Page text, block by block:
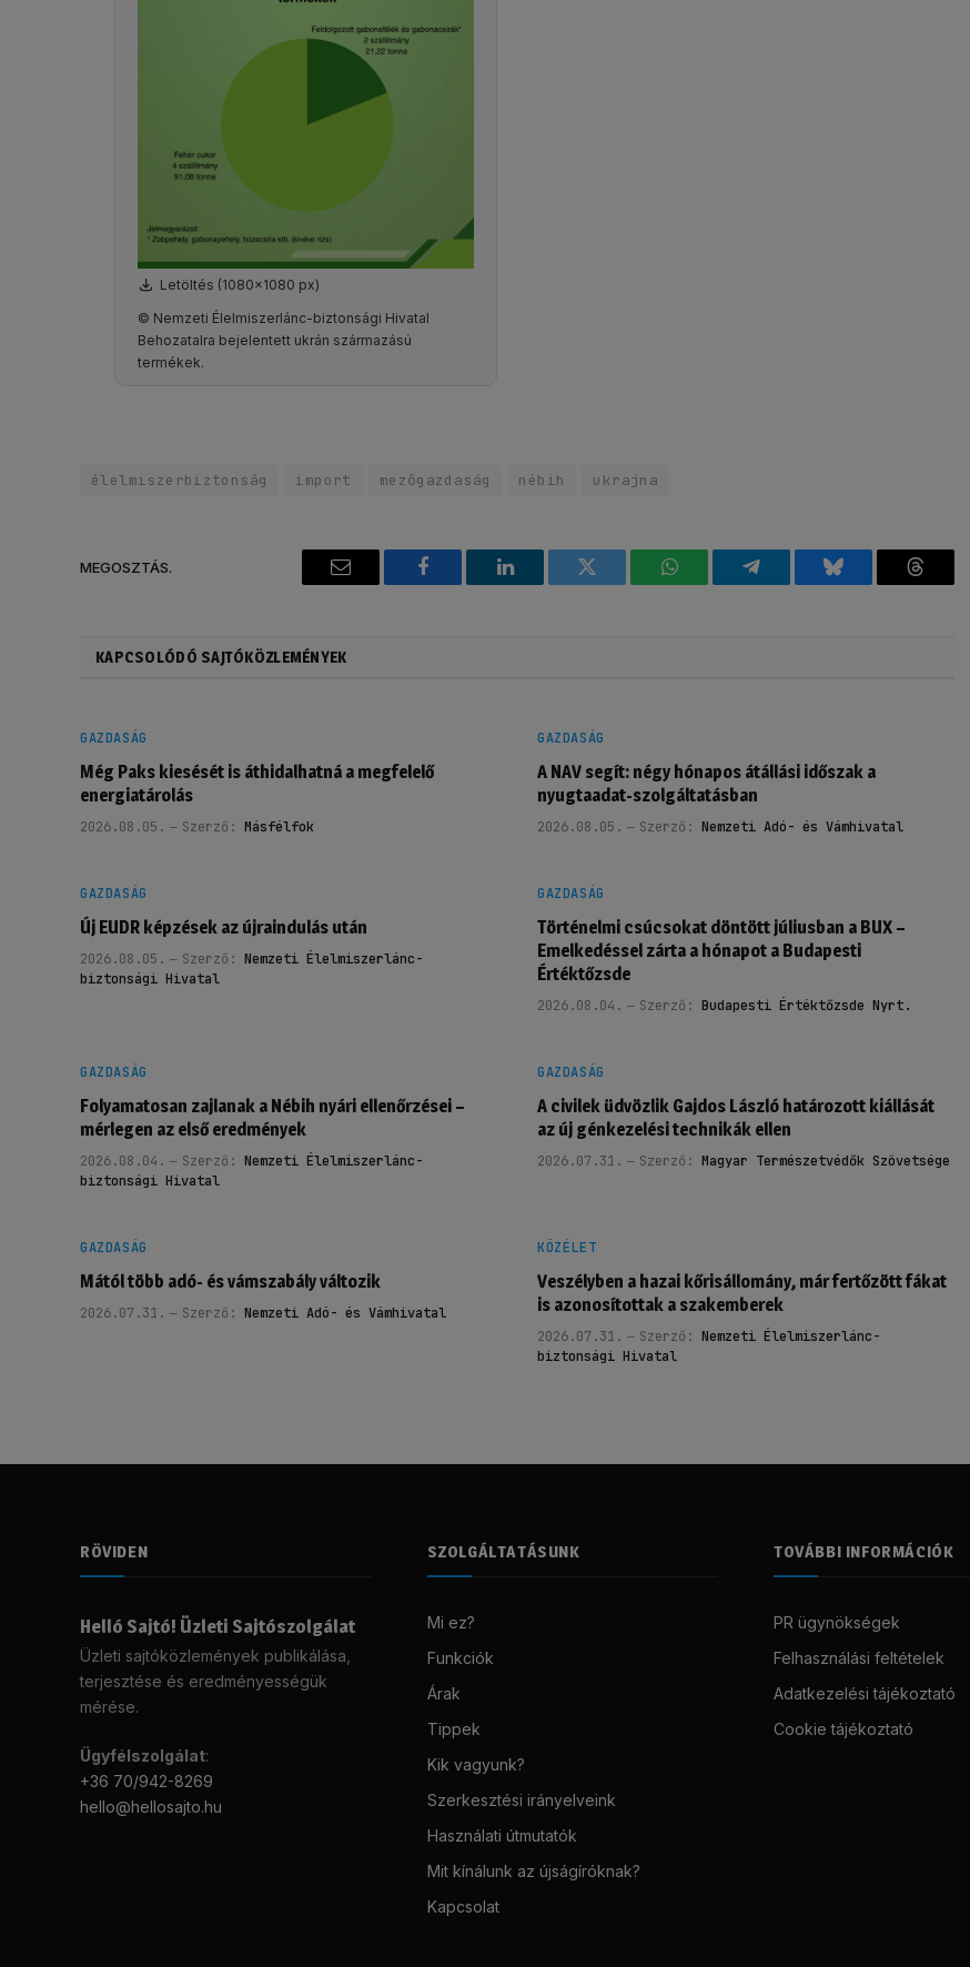
Letöltés (1080x1080 px)
© Nemzeti Élelmiszerlánc-biztonsági Hivatal
Behozatalra bejelentett ukrán származású
termékek.
élelmiszerbiztonság import mezőgazdaság nébih ukrajna
MEGOSZTÁS.
Email Facebook LinkedIn Twitter WhatsAppTelegram Bluesky Threads
KAPCSOLÓDÓ SAJTÓKÖZLEMÉNYEK
GAZDASÁG
Még Paks kiesését is áthidalhatná a megfelelő
energiatárolás
2026.08.05. Szerző: Másfélfok
GAZDASÁG
A NAV segít: négy hónapos átállási időszak a
nyugtaadat-szolgáltatásban
2026.08.05. Szerző: Nemzeti Adó- és Vámhivatal
GAZDASÁG
Új EUDR képzések az újraindulás után
2026.08.05. Szerző: Nemzeti Élelmiszerlánc-
biztonsági Hivatal
GAZDASÁG
Történelmi csúcsokat döntött júliusban a BUX –
Emelkedéssel zárta a hónapot a Budapesti
Értéktőzsde
2026.08.04. Szerző: Budapesti Értéktőzsde Nyrt.
GAZDASÁG
Folyamatosan zajlanak a Nébih nyári ellenőrzései –
mérlegen az első eredmények
2026.08.04. Szerző: Nemzeti Élelmiszerlánc-
biztonsági Hivatal
GAZDASÁG
A civilek üdvözlik Gajdos László határozott kiállását
az új génkezelési technikák ellen
2026.07.31. Szerző: Magyar Természetvédők Szövetsége
GAZDASÁG
Mától több adó- és vámszabály változik
2026.07.31. Szerző: Nemzeti Adó- és Vámhivatal
KÖZÉLET
Veszélyben a hazai kőrisállomány, már fertőzött fákat
is azonosítottak a szakemberek
2026.07.31. Szerző: Nemzeti Élelmiszerlánc-
biztonsági Hivatal
RÖVIDEN
Helló Sajtó! Üzleti Sajtószolgálat
Üzleti sajtóközlemények publikálása,
terjesztése és eredményességük
mérése.
Ügyfélszolgálat:
+36 70/942-8269
hello@hellosajto.hu
SZOLGÁLTATÁSUNK
Mi ez?
Funkciók
Árak
Tippek
Kik vagyunk?
Szerkesztési irányelveink
Használati útmutatók
Mit kínálunk az újságíróknak?
Kapcsolat
TOVÁBBI INFORMÁCIÓK
PR ügynökségek
Felhasználási feltételek
Adatkezelési tájékoztató
Cookie tájékoztató